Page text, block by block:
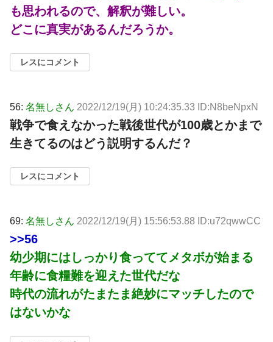
も思われるので、解釈が難しい。
どこに真実があるんだろうか。
レスにコメント
56: 名無しさん 2022/12/19(月) 10:24:35.33 ID:N8beNpxN
戦争で食えなかった戦後世代が100歳とかまで
生きてるのはどう説明するんだ？
レスにコメント
69: 名無しさん 2022/12/19(月) 15:56:53.88 ID:u72qwwCC
>>56
幼少期にはしっかり食っててメタボが始まる
年齢に食糧難を迎えた世代だな
時代の流れがたまたま絶妙にマッチしたので
はないかな